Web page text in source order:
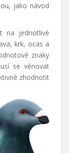
jako návod
na jednotlivé
krk, ocas a
znaky
se věnovat
zhodnotit